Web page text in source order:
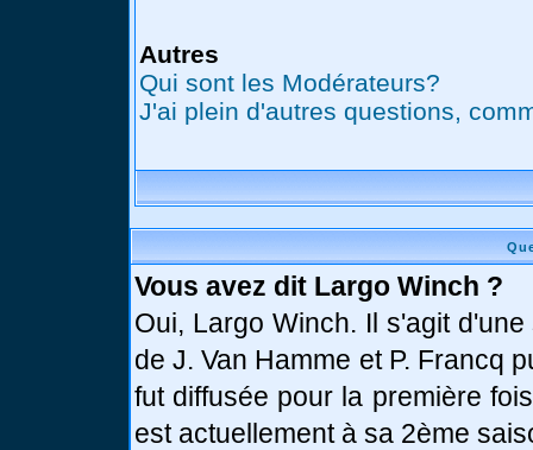
Autres
Qui sont les Modérateurs?
J'ai plein d'autres questions,
Vous avez dit Largo Winch ?
Oui, Largo Winch. Il s'agit
de J. Van Hamme et P. Francq
fut diffusée pour la première
est actuellement à sa 2ème